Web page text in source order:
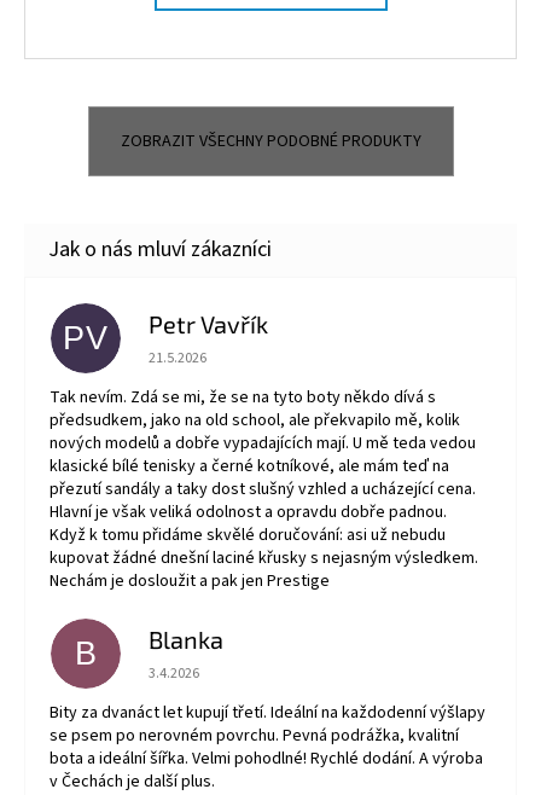
ZOBRAZIT VŠECHNY PODOBNÉ PRODUKTY
PV Petr Vavřík
Hodnocení obchodu je 5 z 5 hvězdiček.
21.5.2026
Tak nevím. Zdá se mi, že se na tyto boty někdo dívá s
předsudkem, jako na old school, ale překvapilo mě, kolik
nových modelů a dobře vypadajících mají. U mě teda vedou
klasické bílé tenisky a černé kotníkové, ale mám teď na
přezutí sandály a taky dost slušný vzhled a ucházející cena.
Hlavní je však veliká odolnost a opravdu dobře padnou.
Když k tomu přidáme skvělé doručování: asi už nebudu
kupovat žádné dnešní laciné křusky s nejasným výsledkem.
Nechám je dosloužit a pak jen Prestige
B Blanka
Hodnocení obchodu je 5 z 5 hvězdiček.
3.4.2026
Bity za dvanáct let kupují třetí. Ideální na každodenní výšlapy
se psem po nerovném povrchu. Pevná podrážka, kvalitní
bota a ideální šířka. Velmi pohodlné! Rychlé dodání. A výroba
v Čechách je další plus.